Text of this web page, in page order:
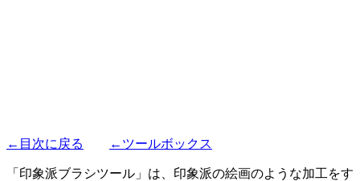
←目次に戻る ←ツールボックス
「印象派ブラシツール」は、印象派の絵画のような加工をす